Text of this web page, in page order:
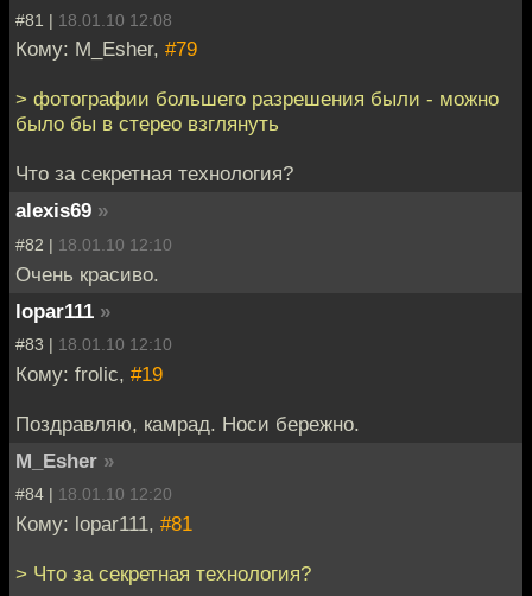
#81 | 18.01.10 12:08
Кому: M_Esher, #79
> фотографии большего разрешения были - можно
было бы в стерео взглянуть
Что за секретная технология?
alexis69 »
#82 | 18.01.10 12:10
Очень красиво.
lopar111 »
#83 | 18.01.10 12:10
Кому: frolic, #19
Поздравляю, камрад. Носи бережно.
M_Esher »
#84 | 18.01.10 12:20
Кому: lopar111, #81
> Что за секретная технология?